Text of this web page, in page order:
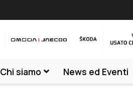
Chi siamo News ed Eventi